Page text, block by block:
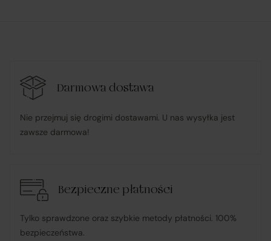
Darmowa dostawa
Nie przejmuj się drogimi dostawami. U nas wysyłka jest
zawsze darmowa!
Bezpieczne płatności
Tylko sprawdzone oraz szybkie metody płatności. 100%
bezpieczeństwa.
działa w imieniu i na rzecz Klienta (na podstawie
udzielonego pełnomocnictwa), składając zamówienie
u Sprzedawcy i dokonując płatności za towar;
transakcją;
informuje Klienta o wysyłce zamówionego Towaru;